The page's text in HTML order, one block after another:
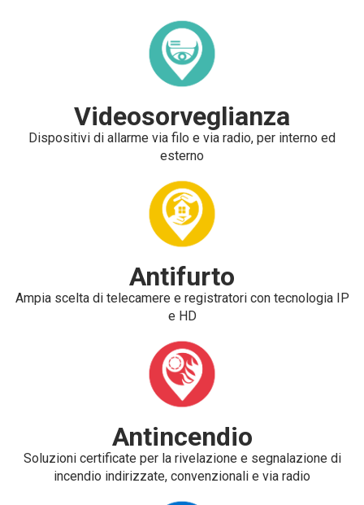
Videosorveglianza
Dispositivi di allarme via filo e via radio, per interno ed
esterno
Antifurto
Ampia scelta di telecamere e registratori con tecnologia IP
e HD
Antincendio
Soluzioni certificate per la rivelazione e segnalazione di
incendio indirizzate, convenzionali e via radio